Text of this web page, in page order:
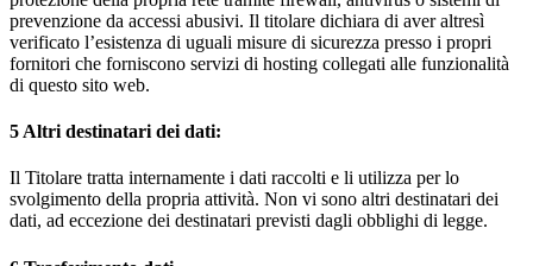
prevenzione da accessi abusivi. Il titolare dichiara di aver altresì
verificato l’esistenza di uguali misure di sicurezza presso i propri
fornitori che forniscono servizi di hosting collegati alle funzionalità
di questo sito web.
5 Altri destinatari dei dati:
Il Titolare tratta internamente i dati raccolti e li utilizza per lo
svolgimento della propria attività. Non vi sono altri destinatari dei
dati, ad eccezione dei destinatari previsti dagli obblighi di legge.